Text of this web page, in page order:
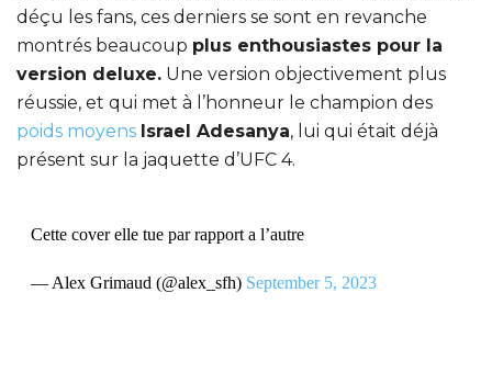
déçu les fans, ces derniers se sont en revanche
montrés beaucoup plus enthousiastes pour la
version deluxe. Une version objectivement plus
réussie, et qui met à l’honneur le champion des
poids moyens Israel Adesanya, lui qui était déjà
présent sur la jaquette d’UFC 4.
Cette cover elle tue par rapport a l’autre
— Alex Grimaud (@alex_sfh) September 5, 2023